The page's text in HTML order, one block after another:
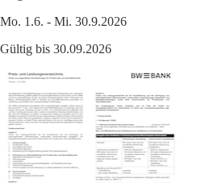
Mo. 1.6. - Mi. 30.9.2026
Gültig bis 30.09.2026